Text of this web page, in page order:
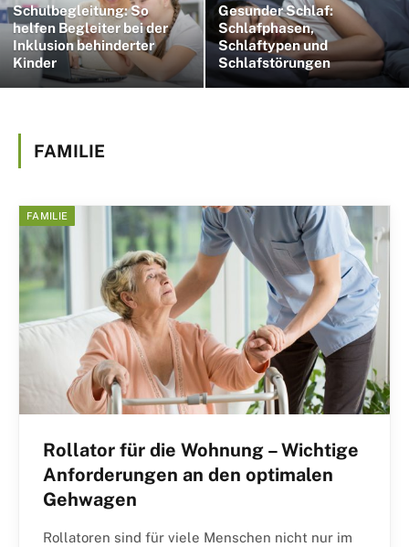
Schulbegleitung: So
helfen Begleiter bei der
Inklusion behinderter
Kinder
Gesunder Schlaf:
Schlafphasen,
Schlaftypen und
Schlafstörungen
FAMILIE
FAMILIE
Rollator für die Wohnung – Wichtige
Anforderungen an den optimalen
Gehwagen
Rollatoren sind für viele Menschen nicht nur im